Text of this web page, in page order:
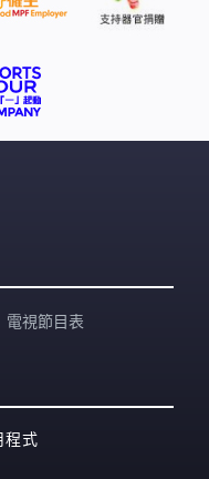
電視節目表
程式